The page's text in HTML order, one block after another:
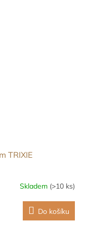
TRIXIE
Skladem (>10 ks)
Do košíku